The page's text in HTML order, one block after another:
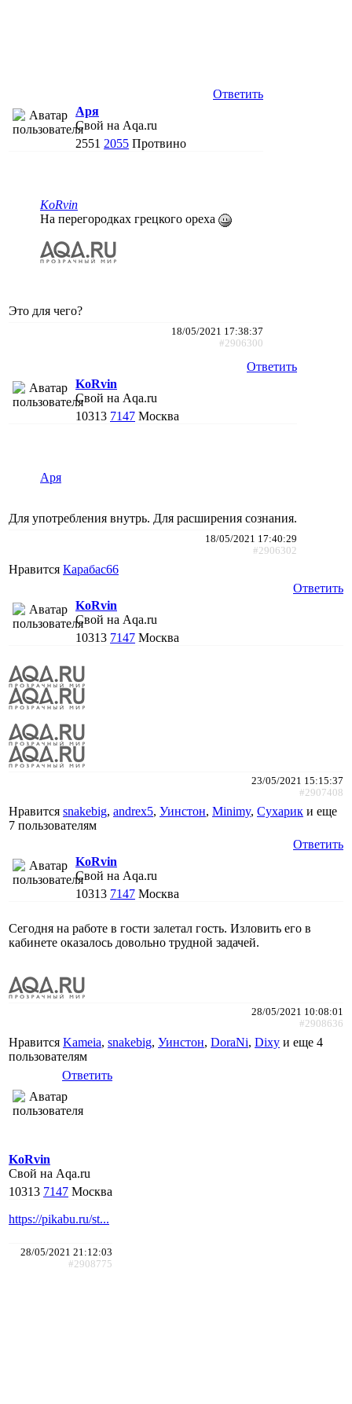
Ответить
Аря
Свой на Aqa.ru
2551 2055 Протвино
KoRvin
На перегородках грецкого ореха
Это для чего?
18/05/2021 17:38:37
#2906300
Ответить
KoRvin
Свой на Aqa.ru
10313 7147 Москва
Аря
Для употребления внутрь. Для расширения сознания.
18/05/2021 17:40:29
#2906302
Нравится Карабас66
Ответить
KoRvin
Свой на Aqa.ru
10313 7147 Москва
23/05/2021 15:15:37
#2907408
Нравится snakebig, andrex5, Уинстон, Minimy, Сухарик и еще
7 пользователям
Ответить
KoRvin
Свой на Aqa.ru
10313 7147 Москва
Сегодня на работе в гости залетал гость. Изловить его в
кабинете оказалось довольно трудной задачей.
28/05/2021 10:08:01
#2908636
Нравится Kameia, snakebig, Уинстон, DoraNi, Dixy и еще 4
пользователям
Ответить
KoRvin
Свой на Aqa.ru
10313 7147 Москва
https://pikabu.ru/st...
28/05/2021 21:12:03
#2908775